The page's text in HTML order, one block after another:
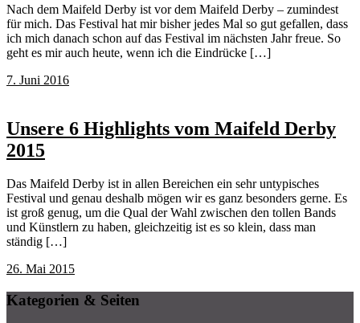
Nach dem Maifeld Derby ist vor dem Maifeld Derby – zumindest
für mich. Das Festival hat mir bisher jedes Mal so gut gefallen, dass
ich mich danach schon auf das Festival im nächsten Jahr freue. So
geht es mir auch heute, wenn ich die Eindrücke […]
7. Juni 2016
Unsere 6 Highlights vom Maifeld Derby
2015
Das Maifeld Derby ist in allen Bereichen ein sehr untypisches
Festival und genau deshalb mögen wir es ganz besonders gerne. Es
ist groß genug, um die Qual der Wahl zwischen den tollen Bands
und Künstlern zu haben, gleichzeitig ist es so klein, dass man
ständig […]
26. Mai 2015
Kategorien & Seiten